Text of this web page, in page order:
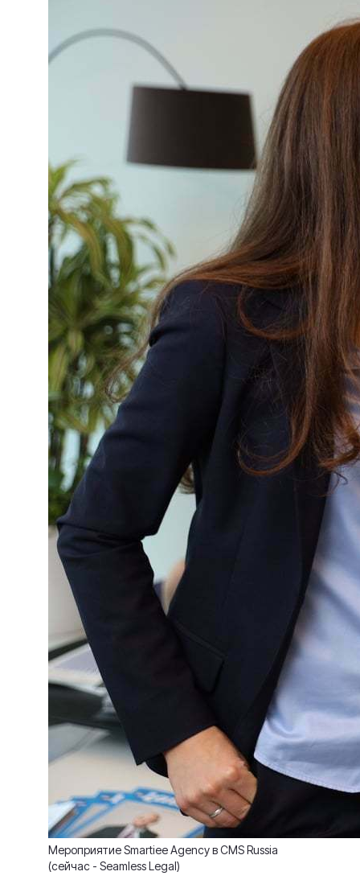
Мероприятие Smartiee Agency в CMS Russia
(сейчас - Seamless Legal)